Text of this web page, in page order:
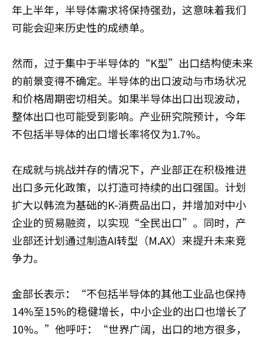
年上半年，半导体需求将保持强劲，这意味着我们
可能会迎来历史性的成绩单。
然而，过于集中于半导体的“K型”出口结构使未来
的前景变得不确定。半导体的出口波动与市场状况
和价格周期密切相关。如果半导体出口出现波动，
整体出口也可能受到影响。产业研究院预计，今年
不包括半导体的出口增长率将仅为1.7%。
在成就与挑战并存的情况下，产业部正在积极推进
出口多元化政策，以打造可持续的出口强国。计划
扩大以韩流为基础的K-消费品出口，并增加对中小
企业的贸易融资，以实现“全民出口”。同时，产
业部还计划通过制造AI转型（M.AX）来提升未来竞
争力。
金部长表示：“不包括半导体的其他工业品也保持
14%至15%的稳健增长，中小企业的出口也增长了
10%。”他呼吁：“世界广阔，出口的地方很多，